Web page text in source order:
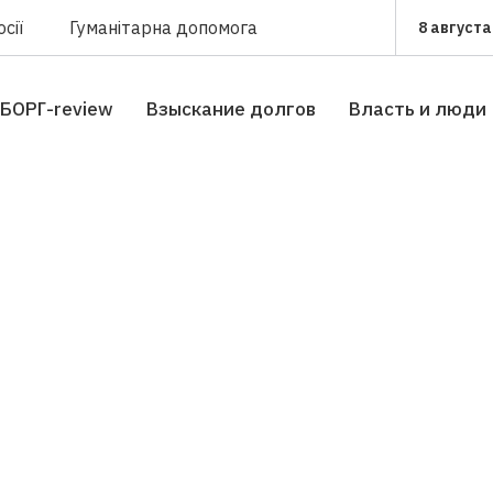
Гуманітарна допомога 8
БОРГ-review Взыскание долгов Власть и люди